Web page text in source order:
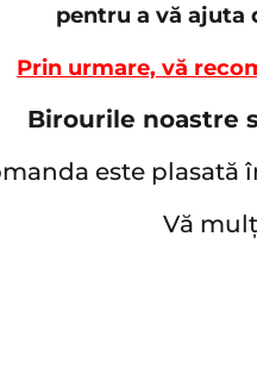
pentru a vă ajuta
Prin urmare, vă
Birourile noastre
este
Vă